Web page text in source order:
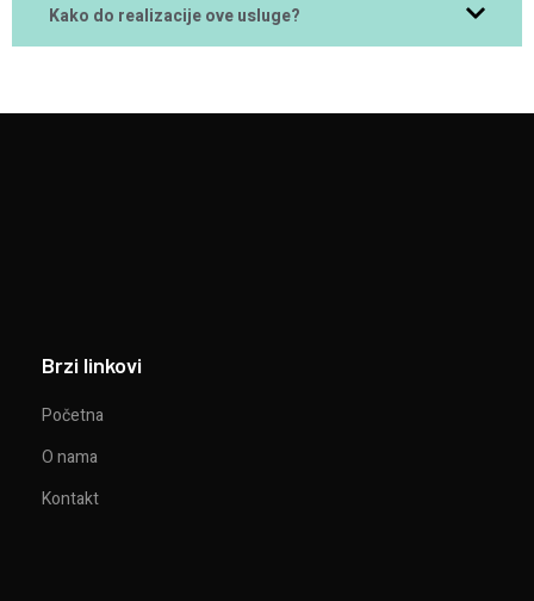
Kako do realizacije ove usluge?
Brzi linkovi
Početna
O nama
Kontakt